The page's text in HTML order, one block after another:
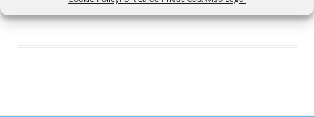
¿Has olvidado tu contraseña?